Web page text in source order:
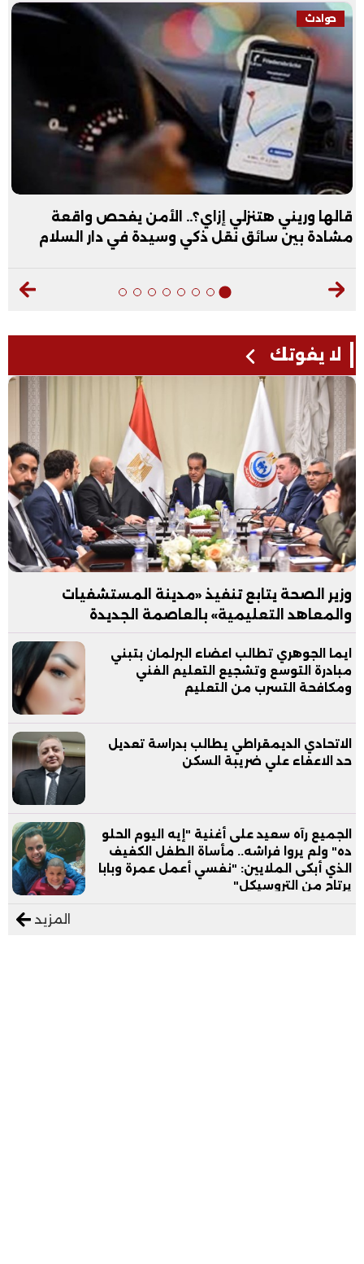
حوادث
قالها وريني هتنزلي إزاي؟.. الأمن يفحص واقعة
مشادة بين سائق نقل ذكي وسيدة في دار السلام
لا يفوتك
وزير الصحة يتابع تنفيذ «مدينة المستشفيات
والمعاهد التعليمية» بالعاصمة الجديدة
ايما الجوهري تطالب اعضاء البرلمان بتبني
مبادرة التوسع وتشجيع التعليم الفني
ومكافحة التسرب من التعليم
الاتحادي الديمقراطي يطالب بدراسة تعديل
حد الاعفاء علي ضريبة السكن
الجميع رآه سعيد على أغنية "إيه اليوم الحلو
ده" ولم يروا فراشه.. مأساة الطفل الكفيف
الذي أبكى الملايين: "نفسي أعمل عمرة وبابا
يرتاح من التروسيكل"
المزيد